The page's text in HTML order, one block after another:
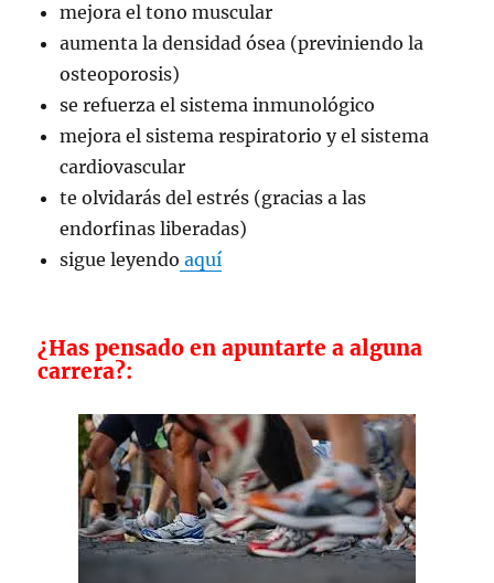
mejora el tono muscular
aumenta la densidad ósea (previniendo la
osteoporosis)
se refuerza el sistema inmunológico
mejora el sistema respiratorio y el sistema
cardiovascular
te olvidarás del estrés (gracias a las
endorfinas liberadas)
sigue leyendo aquí
¿Has pensado en apuntarte a alguna
carrera?: